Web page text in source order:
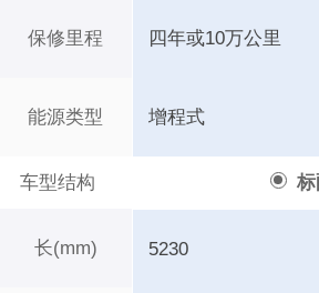
保修里程
能源类型
车型结构 标
长(mm)
四年或10万公里
增程式
5230